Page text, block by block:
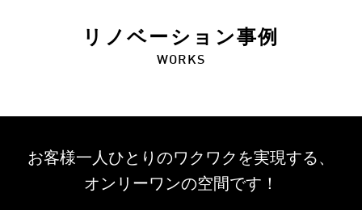
リノベーション事例
WORKS
お客様一人ひとりのワクワクを実現する、
オンリーワンの空間です！